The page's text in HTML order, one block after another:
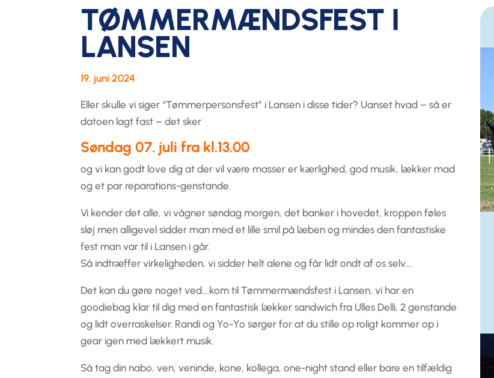
TØMMERMÆNDSFEST I
LANSEN
19. juni 2024
Eller skulle vi siger “Tømmerpersonsfest” i Lansen i disse tider? Uanset hvad – så er
datoen lagt fast – det sker
Søndag 07. juli fra kl.13.00
og vi kan godt love dig at der vil være masser er kærlighed, god musik, lækker mad
og et par reparations-genstande.
Vi kender det alle, vi vågner søndag morgen, det banker i hovedet, kroppen føles
sløj men alligevel sidder man med et lille smil på læben og mindes den fantastiske
fest man var til i Lansen i går.
Så indtræffer virkeligheden, vi sidder helt alene og får lidt ondt af os selv….
Det kan du gøre noget ved….kom til Tømmermændsfest i Lansen, vi har en
goodiebag klar til dig med en fantastisk lækker sandwich fra Ulles Delli, 2 genstande
og lidt overraskelser. Randi og Yo-Yo sørger for at du stille op roligt kommer op i
gear igen med lækkert musik.
Så tag din nabo, ven, veninde, kone, kollega, one-night stand eller bare en tilfældig